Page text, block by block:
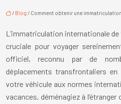
/ Blog / Comment obtenir une
L’immatriculation internationale
cruciale pour voyager
officiel, reconnu par de
déplacements transfrontaliers
votre véhicule aux normes
vacances, déménagiez à